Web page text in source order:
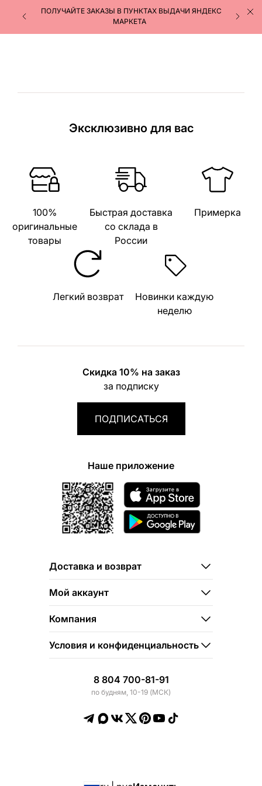
ПОЛУЧАЙТЕ ЗАКАЗЫ В ПУНКТАХ ВЫДАЧИ ЯНДЕКС
МАРКЕТА
Эксклюзивно для вас
100%
оригинальные
товары
Быстрая доставка
со склада в
России
Примерка
Легкий возврат
Новинки каждую
неделю
Скидка 10% на заказ
за подписку
ПОДПИСАТЬСЯ
Наше приложение
Доставка и возврат
Мой аккаунт
Компания
Условия и конфиденциальность
8 804 700-81-91
по будням, 10-19 (МСК)